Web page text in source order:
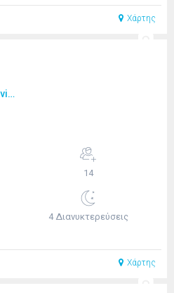
Χάρτης
Oleander 7 bedrooms,sea view
14
4 Διανυκτερεύσεις
Χάρτης